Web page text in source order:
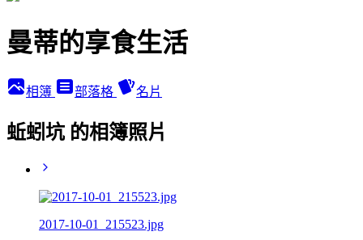
曼蒂的享食生活
相簿 部落格 名片
蚯蚓坑 的相簿照片
2017-10-01_215523.jpg